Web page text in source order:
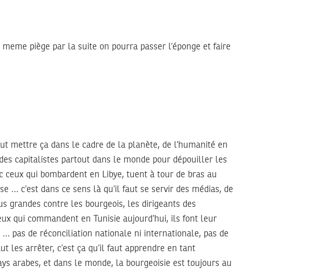
piège par la suite on pourra passer l’éponge et faire
mettre ça dans le cadre de la planète, de l’humanité en
capitalistes partout dans le monde pour dépouiller les
qui bombardent en Libye, tuent à tour de bras au
… c’est dans ce sens là qu’il faut se servir des médias, de
grandes contre les bourgeois, les dirigeants des
qui commandent en Tunisie aujourd’hui, ils font leur
pas de réconciliation nationale ni internationale, pas de
les arrêter, c’est ça qu’il faut apprendre en tant
arabes, et dans le monde, la bourgeoisie est toujours au